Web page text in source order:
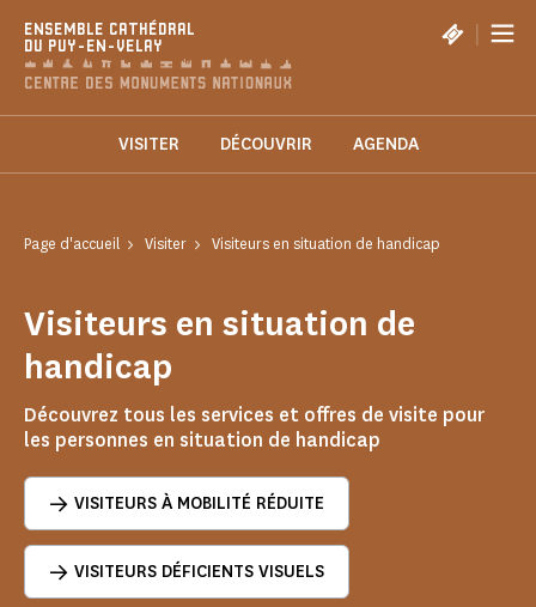
ENSEMBLE CATHÉDRAL
DU PUY-EN-VELAY
|
VISITER DÉCOUVRIR AGENDA
Page d'accueil Visiter Visiteurs en situation de handicap
Visiteurs en situation de
handicap
Découvrez tous les services et offres de visite pour
les personnes en situation de handicap
VISITEURS À MOBILITÉ RÉDUITE
VISITEURS DÉFICIENTS VISUELS